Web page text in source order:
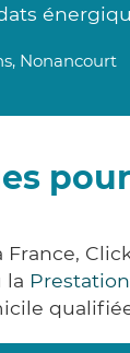
Nonancourt
la